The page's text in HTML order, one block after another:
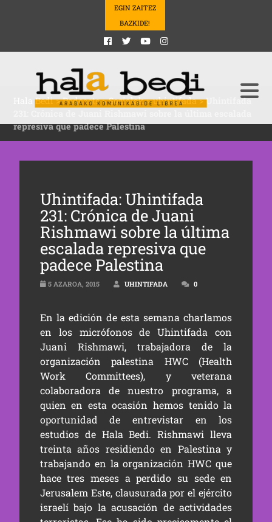
EGIN ZAITEZ
BAZKIDE!
Hala Bedi>Podcasts>Sozialak>uhintifada>Uhintifada
represiva que padece Palestina
Uhintifada: Uhintifada
231: Crónica de Juani
Rishmawi sobre la última
escalada represiva que
padece Palestina
5 AZAROA, 2015 UHINTIFADA 0
En la edición de esta semana charlamos
en los micrófonos de Uhintifada con
Juani Rishmawi, trabajadora de la
organización palestina HWC (Health
Work Committees), y veterana
colaboradora de nuestro programa, a
quien en esta ocasión hemos tenido la
oportunidad de entrevistar en los
estudios de Hala Bedi. Rishmawi lleva
treinta años residiendo en Palestina y
trabajando en la organización HWC que
hace tres meses a perdido su sede en
Jerusalem Este, clausurada por el ejército
israelí bajo la acusación de actividades